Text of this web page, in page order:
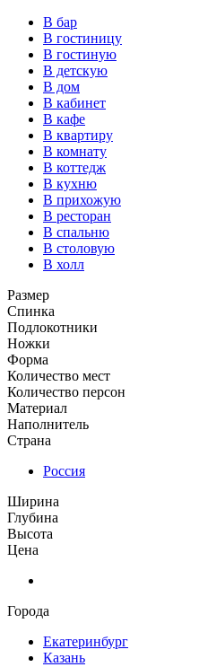
В бар
В гостиницу
В гостиную
В детскую
В дом
В кабинет
В кафе
В квартиру
В комнату
В коттедж
В кухню
В прихожую
В ресторан
В спальню
В столовую
В холл
Размер
Спинка
Подлокотники
Ножки
Форма
Количество мест
Количество персон
Материал
Наполнитель
Страна
Россия
Ширина
Глубина
Высота
Цена
Города
Екатеринбург
Казань